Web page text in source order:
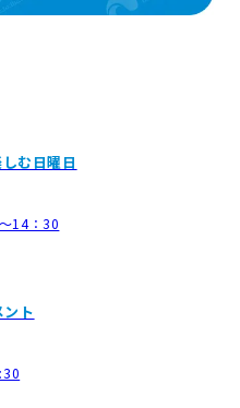
む日曜日
14：30
ント